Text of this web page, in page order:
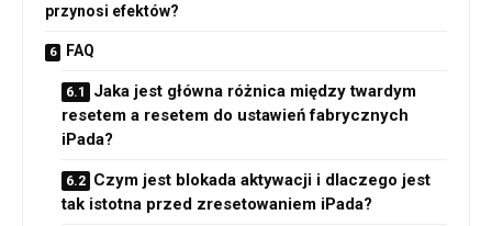
przynosi efektów?
FAQ
Jaka jest główna różnica między twardym
resetem a resetem do ustawień fabrycznych
iPada?
Czym jest blokada aktywacji i dlaczego jest
tak istotna przed zresetowaniem iPada?